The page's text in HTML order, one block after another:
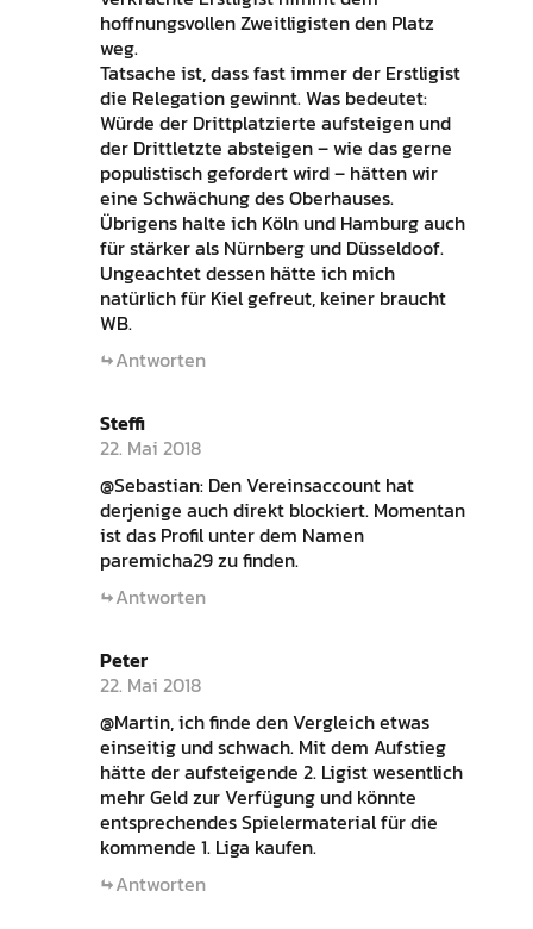
hoffnungsvollen Zweitligisten den Platz
weg.
Tatsache ist, dass fast immer der Erstligist
die Relegation gewinnt. Was bedeutet:
Würde der Drittplatzierte aufsteigen und
der Drittletzte absteigen – wie das gerne
populistisch gefordert wird – hätten wir
eine Schwächung des Oberhauses.
Übrigens halte ich Köln und Hamburg auch
für stärker als Nürnberg und Düsseldoof.
Ungeachtet dessen hätte ich mich
natürlich für Kiel gefreut, keiner braucht
WB.
Antworten
Steffi
22. Mai 2018
@Sebastian: Den Vereinsaccount hat
derjenige auch direkt blockiert. Momentan
ist das Profil unter dem Namen
paremicha29 zu finden.
Antworten
Peter
22. Mai 2018
@Martin, ich finde den Vergleich etwas
einseitig und schwach. Mit dem Aufstieg
hätte der aufsteigende 2. Ligist wesentlich
mehr Geld zur Verfügung und könnte
entsprechendes Spielermaterial für die
kommende 1. Liga kaufen.
Antworten